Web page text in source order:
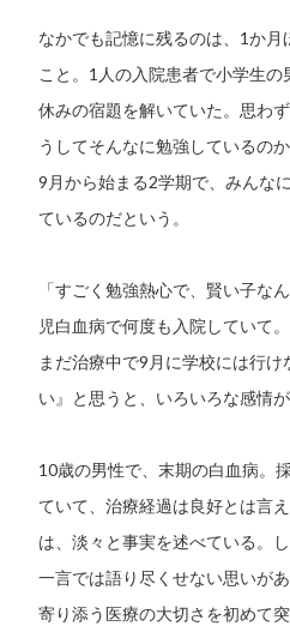
なかでも記憶に残るのは、1か
こと。1人の入院患者で小学生
休みの宿題を解いていた。思わ
うしてそんなに勉強しているの
9月から始まる2学期で、みんな
ているのだという。
「すごく勉強熱心で、賢い子な
児白血病で何度も入院していて
まだ治療中で9月に学校には行
い』と思うと、いろいろな感情が
10歳の男性で、末期の白血病。
ていて、治療経過は良好とは言
は、淡々と事実を述べている。
一言では語り尽くせない思いが
寄り添う医療の大切さを初めて